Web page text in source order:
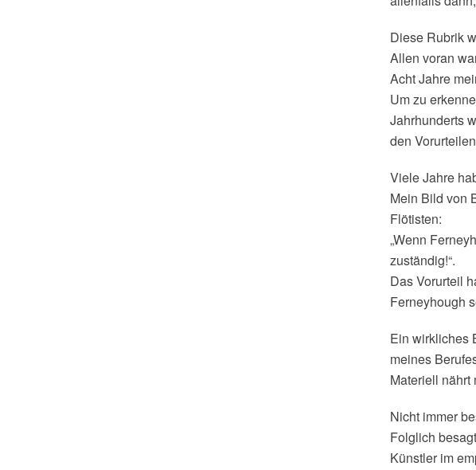
Diese Rubrik
Allen voran
Acht Jahre
Um zu
Jahrhunderts
den
Viele Jahre
Mein Bild von
Flötisten:
„Wenn
zuständig!“.
Das Vorurteil
Ferneyhough
Ein wirkliches
meines
Materiell nährt
Nicht immer
Folglich
Künstler im